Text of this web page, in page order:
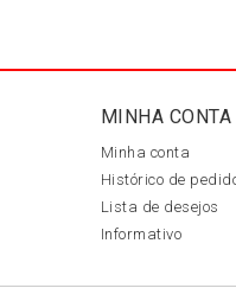
MINHA CONTA
Minha conta
Histórico de
Lista de desejos
Informativo